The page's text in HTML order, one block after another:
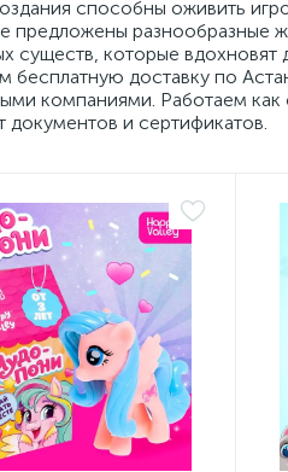
способны оживить
предложены разнообразные
существ, которые вдохновят
доставку по
компаниями. Работаем как
и сертификатов.